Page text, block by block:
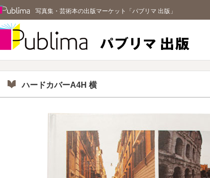
Publima
写真集・芸術本の出版マーケット「パブリマ 出版」
ハードカバーA4H 横